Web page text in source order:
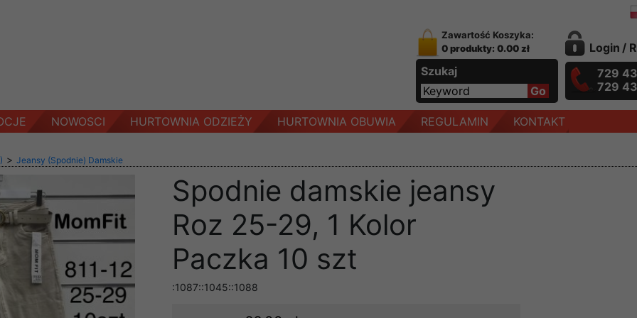
Zawartość Koszyka:
0 produkty: 0.00 zł
Szukaj
Login /
729
729
NOWOSCI HURTOWNIA ODZIEŻY HURTOWNIA OBUWIA REGULAMIN KONTAKT
> Jeansy (Spodnie) Damskie
Spodnie damskie jeansy
Roz 25-29, 1 Kolor
Paczka 10 szt
:1087::1045::1088